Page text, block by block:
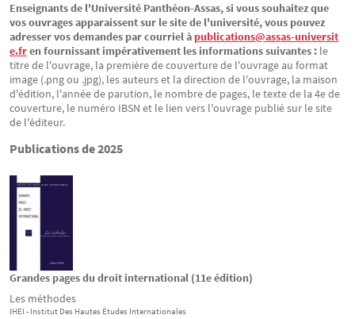
Enseignants de l'Université Panthéon-Assas, si vous souhaitez que
vos ouvrages apparaissent sur le site de l'université, vous pouvez
adresser vos demandes par courriel à publications@assas-universit
e.fren fournissant impérativement les informations suivantes : le
titre de l'ouvrage, la première de couverture de l'ouvrage au format
image (.png ou .jpg), les auteurs et la direction de l'ouvrage, la maison
d'édition, l'année de parution, le nombre de pages, le texte de la 4e de
couverture, le numéro IBSN et le lien vers l'ouvrage publié sur le site
de l'éditeur.
Publications de 2025
Grandes pages du droit international (11e édition)
Les méthodes
IHEI - Institut Des Hautes Études Internationales